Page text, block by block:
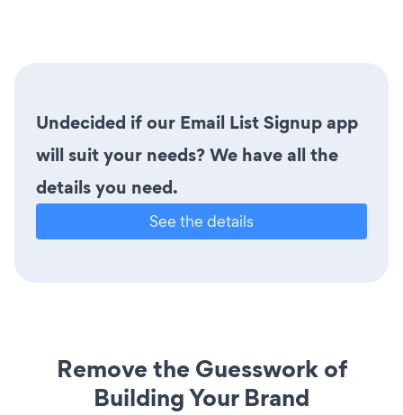
Undecided if our Email List Signup app
will suit your needs? We have all the
details you need.
See the details
Remove the Guesswork of
Building Your Brand